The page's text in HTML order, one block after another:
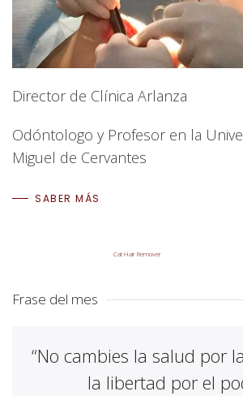
Director de Clínica Arlanza
Odóntologo y Profesor en la
Miguel de Cervantes
SABER MÁS
Cat Hair Remover
Frase del mes
“No cambies la salud por
la libertad por el